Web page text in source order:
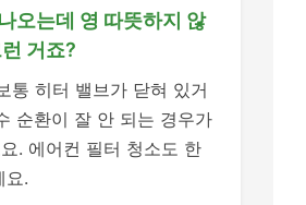
오는데 영 따뜻하지 않
거죠?
통 히터 밸브가 닫혀 있거
순환이 잘 안 되는 경우가
. 에어컨 필터 청소도 한
요.